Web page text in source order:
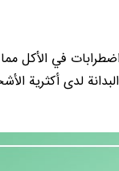
اضطرابات في
هذا النوع من البدانة